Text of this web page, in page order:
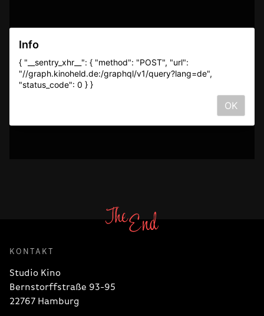
KONTAKT
Studio Kino
Bernstorffstraße 93-95
22767 Hamburg